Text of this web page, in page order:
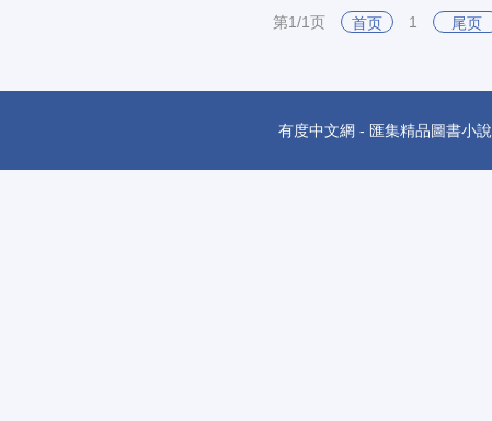
第1/1页 首页 1 尾页
有度中文網 - 匯集精品圖書小說